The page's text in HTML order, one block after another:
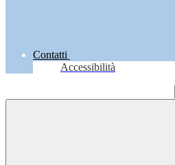
Contatti
Accessibilità